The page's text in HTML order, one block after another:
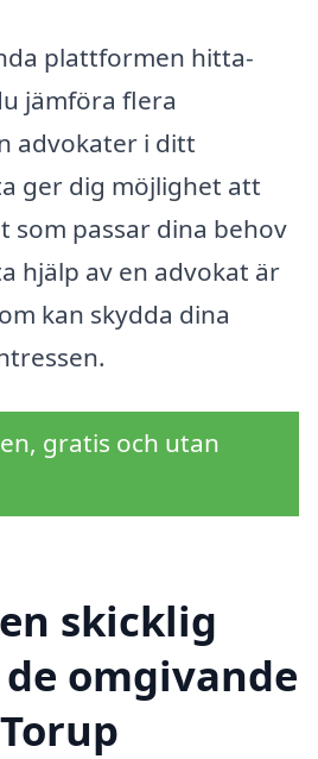
plattformen hitta-
jämföra flera
advokater i ditt
ger dig möjlighet att
som passar dina behov
hjälp av en advokat är
kan skydda dina
gratis och utan
skicklig
omgivande